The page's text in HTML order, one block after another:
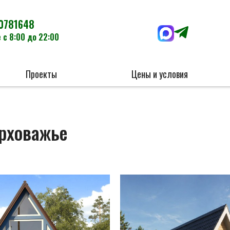
с 8:00 до 22:00
Проекты Цены и условия